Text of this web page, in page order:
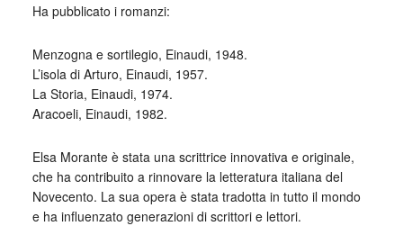
Ha pubblicato i romanzi:
Menzogna e sortilegio, Einaudi, 1948.
L’isola di Arturo, Einaudi, 1957.
La Storia, Einaudi, 1974.
Aracoeli, Einaudi, 1982.
Elsa Morante è stata una scrittrice innovativa e originale,
che ha contribuito a rinnovare la letteratura italiana del
Novecento. La sua opera è stata tradotta in tutto il mondo
e ha influenzato generazioni di scrittori e lettori.